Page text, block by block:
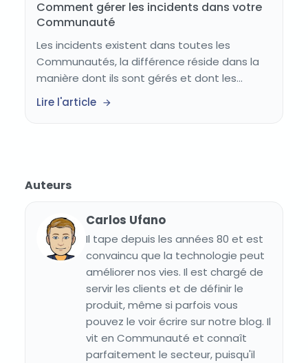
Comment gérer les incidents dans votre
Communauté
Les incidents existent dans toutes les
Communautés, la différence réside dans la
manière dont ils sont gérés et dont les...
Lire l'article
Auteurs
Carlos Ufano
Il tape depuis les années 80 et est
convaincu que la technologie peut
améliorer nos vies. Il est chargé de
servir les clients et de définir le
produit, même si parfois vous
pouvez le voir écrire sur notre blog. Il
vit en Communauté et connaît
parfaitement le secteur, puisqu'il